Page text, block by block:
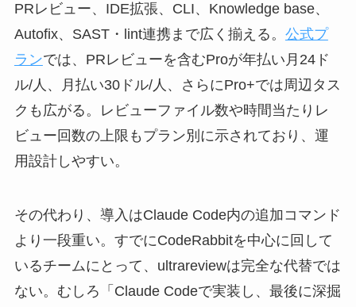
PRレビュー、IDE拡張、CLI、Knowledge base、
Autofix、SAST・lint連携まで広く揃える。 公式プ
ランでは、PRレビューを含むProが年払い月24ド
ル/人、月払い30ドル/人、さらにPro+では周辺タス
クも広がる。レビューファイル数や時間当たりレ
ビュー回数の上限もプラン別に示されており、運
用設計しやすい。
その代わり、導入はClaude Code内の追加コマンド
より一段重い。すでにCodeRabbitを中心に回して
いるチームにとって、ultrareviewは完全な代替では
ない。むしろ「Claude Codeで実装し、最後に深掘